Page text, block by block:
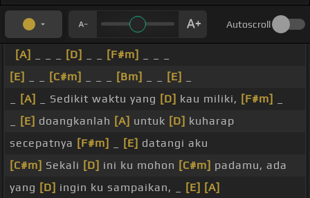
Autoscroll
[A] [D] [F#m]
[E]
[C#m] [Bm] [E]
[A] _ Sedikit waktu yang [D] kau miliki, [F#m]
[E] doangkanlah [A] untuk [D] kuharap
secepatnya [F#m] [E] datangi aku
[C#m] Sekali [D] ini ku mohon [C#m] padamu, ada
yang [D] ingin ku sampaikan, _ [E] [A]